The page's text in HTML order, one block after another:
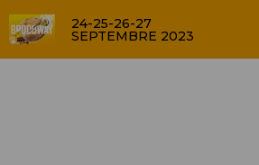
24-25-26-27
SEPTEMBRE 2023